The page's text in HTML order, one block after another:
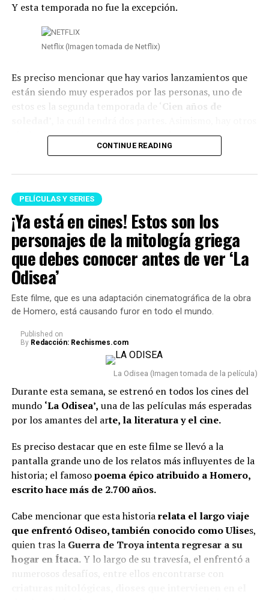
Y esta temporada no fue la excepción.
Netflix (Imagen tomada de Netflix)
Es preciso mencionar que hay varios lanzamientos que
están siendo muy esperados por las personas, uno de
estos es la segunda temporada de ‘Cien años de
títulos internacionales muy aclamados.
Cien años de soledad: Parte 2 (primera parte) — 5
de agosto
Mi vida con los chicos Walter: Temporada 3 — 6 de
agosto
Acaramelados — 7 de agosto
Moria — 14 de agosto
Cien años de soledad: Parte 2 (final) — 26 de
Lee también: ¿Alexa Torrex se p3leó con Sofía
Jaramillo por un hombre? La cucuteña se refirió a
Películas
La fiera — 14 de agosto
La captura — 21 de agosto
Una mujer sin pasado — 28 de agosto
Susurran tu nombre — 28 de agosto
CONTINUE READING
PELÍCULAS Y SERIES
¡Ya está en cines! Estos son los
personajes de la mitología griega
que debes conocer antes de ver ‘La
Odisea’
Este filme, que es una adaptación cinematográfica de la obra
de Homero, está causando furor en todo el mundo.
Published on
By Redacción: Rechismes.com
La Odisea (Imagen tomada de la película)
Durante esta semana, se estrenó en todos los cines del
mundo ‘La Odisea’, una de las películas más esperadas
por los amantes del arte, la literatura y el cine.
Es preciso destacar que en este filme se llevó a la
pantalla grande uno de los relatos más influyentes de la
historia; el famosopoema épico atribuido a Homero,
escrito hace más de 2.700 años.
Cabe mencionar que esta historiarelata el largo viaje
que enfrentó Odiseo, también conocido como Ulises,
quien tras laGuerra de Troya intenta regresar a su
hogar en Ítaca.Y lo largo de su travesía, el enfrentó a
numerosos desafíos, entre ellos encontrarse con